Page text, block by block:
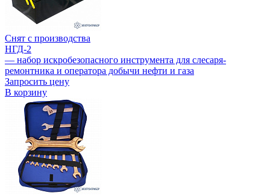
Снят с производства
НГД-2
— набор искробезопасного инструмента для слесаря-
ремонтника и оператора добычи нефти и газа
Запросить цену
В корзину